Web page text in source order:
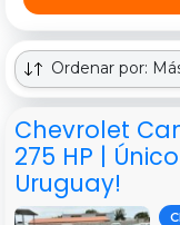
Ordenar por:
Chevrolet
275 HP |
Uruguay!